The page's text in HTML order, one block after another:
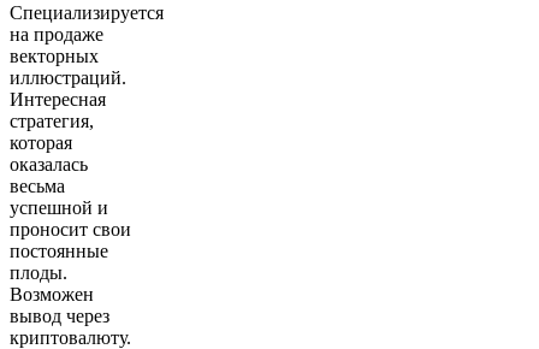
Специализируется
на продаже
векторных
иллюстраций.
Интересная
стратегия,
которая
оказалась
весьма
успешной и
проносит свои
постоянные
плоды.
Возможен
вывод через
криптовалюту.